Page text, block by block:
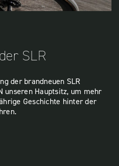
SLR
der brandneuen SLR
unseren Hauptsitz, um mehr
Geschichte hinter der